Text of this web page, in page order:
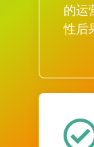
的运
性后